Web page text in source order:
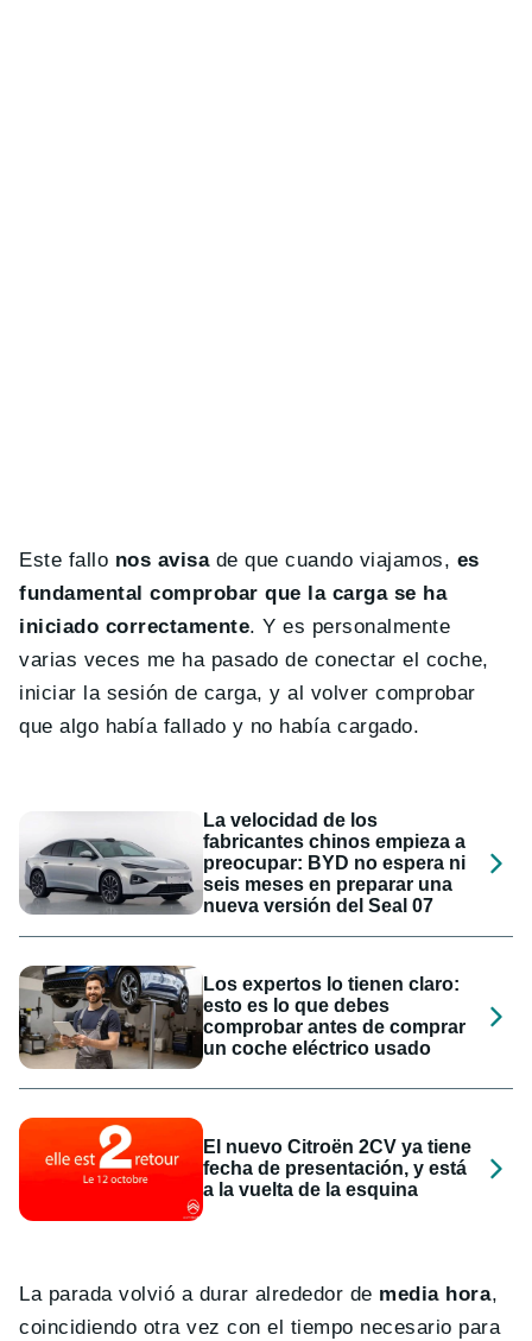
Este fallo nos avisade que cuando viajamos, es
fundamental comprobar que la carga se ha
iniciado correctamente. Y es personalmente
varias veces me ha pasado de conectar el coche,
iniciar la sesión de carga, y al volver comprobar
que algo había fallado y no había cargado.
La velocidad de los
fabricantes chinos empieza a
preocupar: BYD no espera ni
seis meses en preparar una
nueva versión del Seal 07
Los expertos lo tienen claro:
esto es lo que debes
comprobar antes de comprar
un coche eléctrico usado
El nuevo Citroën 2CV ya tiene
fecha de presentación, y está
a la vuelta de la esquina
La parada volvió a durar alrededor de media hora,
coincidiendo otra vez con el tiempo necesario para